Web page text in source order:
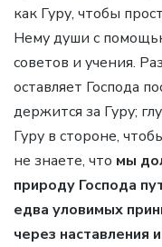
как Гуру, чтобы
Нему души с
советов и учения.
оставляет Господа
держится за Гуру;
Гуру в стороне,
не знаете, что мы
природу Господа
едва уловимых
через наставления